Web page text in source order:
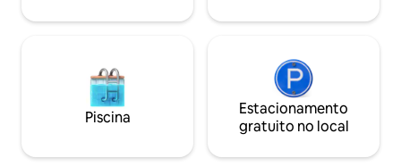
Piscina
Estacionamento
gratuito no local